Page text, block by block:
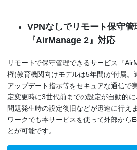
VPNなしでリモート保守管
『AirManage 2』対応
リモートで保守管理できるサービス『
権(教育機関向けモデルは5年間)が付属。
アップデート指示等をセキュアな通信で
定変更時に3世代前までの設定が自動的に
問題発生時の設定復旧などが迅速に行え
ワークでも本サービスを使って外部から
とが可能です。